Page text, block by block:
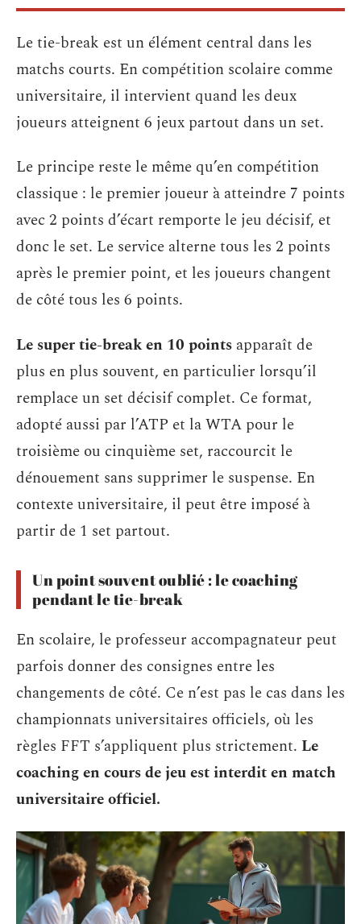
Le tie-break est un élément central dans les
matchs courts. En compétition scolaire comme
universitaire, il intervient quand les deux
joueurs atteignent 6 jeux partout dans un set.
Le principe reste le même qu’en compétition
classique : le premier joueur à atteindre 7 points
avec 2 points d’écart remporte le jeu décisif, et
donc le set. Le service alterne tous les 2 points
après le premier point, et les joueurs changent
de côté tous les 6 points.
Le super tie-break en 10 points apparaît de
plus en plus souvent, en particulier lorsqu’il
remplace un set décisif complet. Ce format,
adopté aussi par l’ATP et la WTA pour le
troisième ou cinquième set, raccourcit le
dénouement sans supprimer le suspense. En
contexte universitaire, il peut être imposé à
partir de 1 set partout.
Un point souvent oublié : le coaching
pendant le tie-break
En scolaire, le professeur accompagnateur peut
parfois donner des consignes entre les
changements de côté. Ce n’est pas le cas dans les
championnats universitaires officiels, où les
règles FFT s’appliquent plus strictement. Le
coaching en cours de jeu est interdit en match
universitaire officiel.